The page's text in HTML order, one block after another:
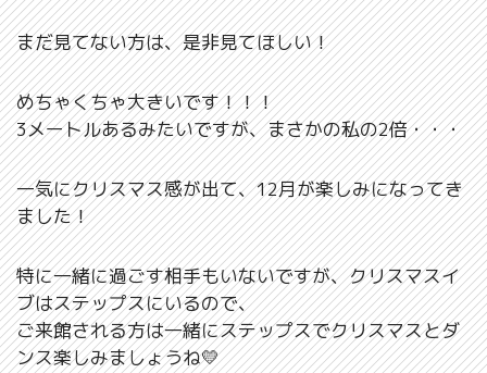
まだ見てない方は、是非見てほしい！
めちゃくちゃ大きいです！！！
3メートルあるみたいですが、まさかの私の2倍・・・
一気にクリスマス感が出て、12月が楽しみになってき
ました！
特に一緒に過ごす相手もいないですが、クリスマスイ
ブはステップスにいるので、
ご来館される方は一緒にステップスでクリスマスとダ
ンス楽しみましょうね💛